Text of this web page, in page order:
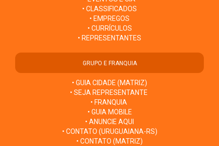
• CLASSIFICADOS
• EMPREGOS
• CURRÍCULOS
• REPRESENTANTES
GRUPO E FRANQUIA
• GUIA CIDADE (MATRIZ)
• SEJA REPRESENTANTE
• FRANQUIA
• GUIA MOBILE
• ANUNCIE AQUI
• CONTATO (URUGUAIANA-RS)
• CONTATO (MATRIZ)